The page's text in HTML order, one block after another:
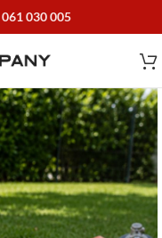
061 030 005